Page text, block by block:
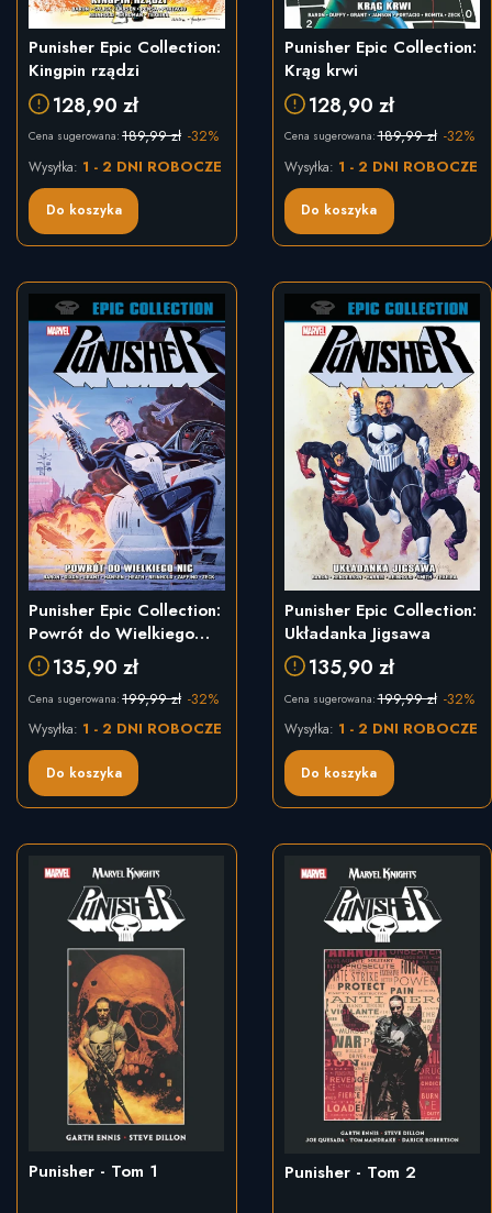
Punisher Epic Collection:
Kingpin rządzi
128,90 zł
Cena sugerowana: 189,99 zł -32%
Do koszyka
Wysyłka: 1 - 2 DNI ROBOCZE
Punisher Epic Collection:
Krąg krwi
128,90 zł
Cena sugerowana:189,99 zł -32%
Do koszyka
Wysyłka: 1 - 2 DNI ROBOCZE
Punisher Epic Collection:
Powrót do Wielkiego
Nic135,90 zł
Cena sugerowana: 199,99 zł -32%
Do koszyka
Wysyłka: 1 - 2 DNI ROBOCZE
Punisher Epic Collection:
Układanka Jigsawa
135,90 zł
Cena sugerowana:199,99 zł -32%
Do koszyka
Wysyłka: 1 - 2 DNI ROBOCZE
Punisher - Tom 1 Punisher - Tom 2